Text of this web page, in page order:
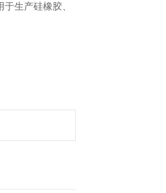
生产硅橡胶、
慢桨通常是28